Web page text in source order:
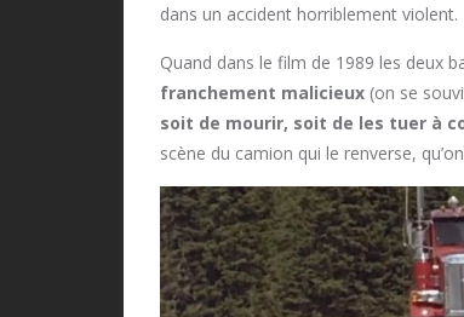
dans un accident horriblement violent.
Quand dans le film de 1989 les deux
franchement malicieux (on se
soit de mourir, soit de les tuer à
scène du camion qui le renverse,